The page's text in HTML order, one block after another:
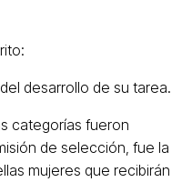
desarrollo de su tarea.
categorías fueron
de selección, fue la
mujeres que recibirán